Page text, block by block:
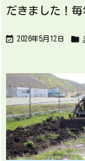
だきました！
 2026年5月12日 